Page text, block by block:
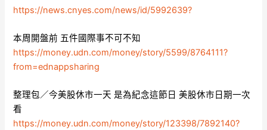
https://news.cnyes.com/news/id/5992639?
本周開盤前 五件國際事不可不知
https://money.udn.com/money/story/5599/8764111?
from=ednappsharing
整理包／今美股休市一天 是為紀念這節日 美股休市日期一次
看
https://money.udn.com/money/story/123398/7892140?